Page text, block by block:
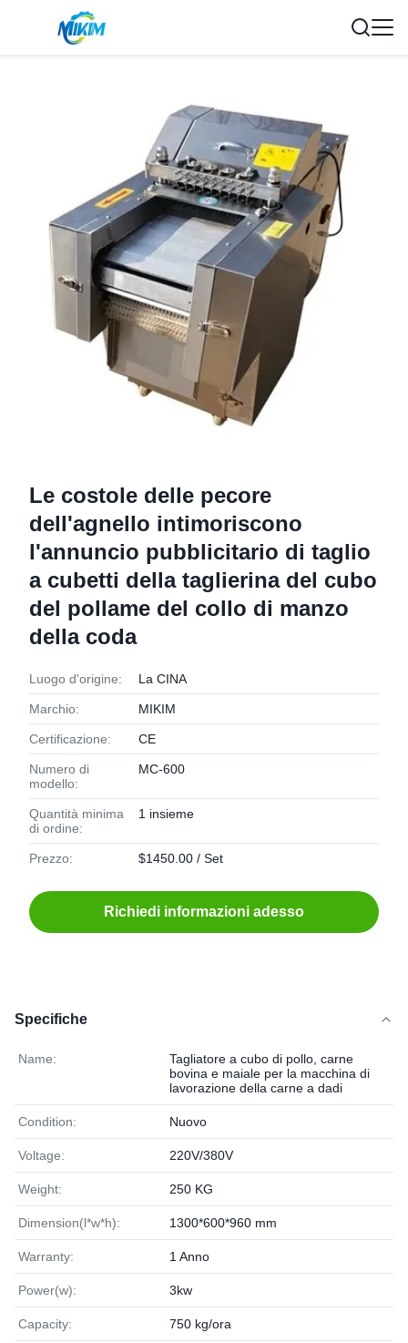
Le costole delle pecore
dell'agnello intimoriscono
l'annuncio pubblicitario di taglio
a cubetti della taglierina del cubo
del pollame del collo di manzo
della coda
Luogo d'origine: La CINA
Marchio: MIKIM
Certificazione: CE
Numero di
modello:
MC-600
Quantità minima
di ordine:
1 insieme
Prezzo: $1450.00 / Set
Richiedi informazioni adesso
Specifiche
Name:
Tagliatore a cubo di pollo, carne
bovina e maiale per la macchina di
lavorazione della carne a dadi
Condition: Nuovo
Voltage: 220V/380V
Weight: 250 KG
Dimension(l*w*h): 1300*600*960 mm
Warranty: 1 Anno
Power(w): 3kw
Capacity: 750 kg/ora